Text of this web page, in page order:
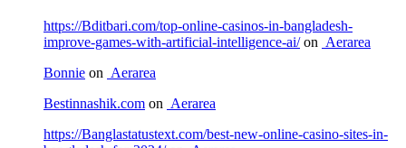
https://Bditbari.com/top-online-casinos-in-bangladesh-
improve-games-with-artificial-intelligence-ai/on Aerarea
Bonnie on Aerarea
Bestinnashik.com on Aerarea
https://Banglastatustext.com/best-new-online-casino-sites-in-